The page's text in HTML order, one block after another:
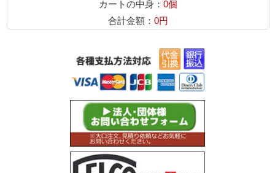
カートの中身： 0個
合計金額： 0円